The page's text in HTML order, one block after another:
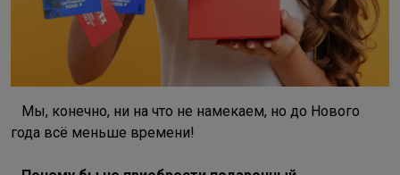
Мы, конечно, ни на что не намекаем, но до Нового
года всё меньше времени!